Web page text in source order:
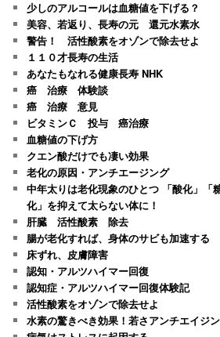
少しのアルコールは血糖値を下げる？
美容、若返り、長寿の元 還元水素水
警告！ 活性酸素をオゾンで除去せよ
１１０才長寿の生活
あなたもなれる健康長寿 NHK
癌 治療 体験談
癌 治療 意見
ビタミンＣ 投与 癌治療
血糖値の下げ方
クエン酸だけでも凄い効果
老化の原因・アンチエージング
中年太りは老化現象のひとつ 「酸化」「
化」を抑えて太らない体に！
肝臓 活性酸素 除去
腸が老化すれば、身体のサビも加速する
床ずれ、皮膚障害
認知・アルツハイマー回復
認知症・アルツハイマー回復体験記
活性酸素をオゾンで除去せよ
水素の驚きべき効果！若さアンチエイジ